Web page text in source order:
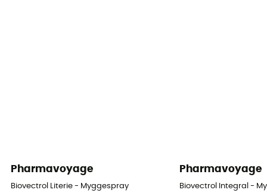
Pharmavoyage
Biovectrol Literie - Myggespray
Pharmavoyage
Biovectrol Integral -